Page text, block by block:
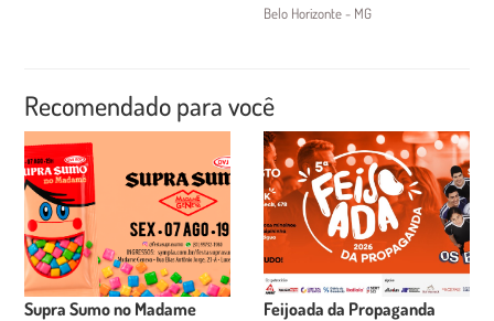
Belo Horizonte - MG
Recomendado para você
Supra Sumo no Madame
Feijoada da Propaganda